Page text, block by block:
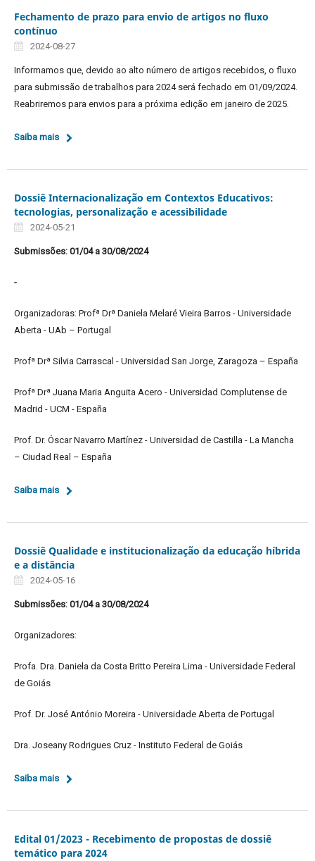
Fechamento de prazo para envio de artigos no fluxo
contínuo
2024-08-27
Informamos que, devido ao alto número de artigos recebidos, o fluxo
para submissão de trabalhos para 2024 será fechado em 01/09/2024.
Reabriremos para envios para a próxima edição em janeiro de 2025.
Saiba mais
Dossiê Internacionalização em Contextos Educativos:
tecnologias, personalização e acessibilidade
2024-05-21
Submissões: 01/04 a 30/08/2024
-
Organizadoras: Profª Drª Daniela Melaré Vieira Barros - Universidade
Aberta - UAb – Portugal
Profª Drª Silvia Carrascal - Universidad San Jorge, Zaragoza – España
Profª Drª Juana Maria Anguita Acero - Universidad Complutense de
Madrid - UCM - España
Prof. Dr. Óscar Navarro Martínez - Universidad de Castilla - La Mancha
– Ciudad Real – España
Saiba mais
Dossiê Qualidade e institucionalização da educação híbrida
e a distância
2024-05-16
Submissões: 01/04 a 30/08/2024
Organizadores:
Profa. Dra. Daniela da Costa Britto Pereira Lima - Universidade Federal
de Goiás
Prof. Dr. José António Moreira - Universidade Aberta de Portugal
Dra. Joseany Rodrigues Cruz - Instituto Federal de Goiás
Saiba mais
Edital 01/2023 - Recebimento de propostas de dossiê
temático para 2024